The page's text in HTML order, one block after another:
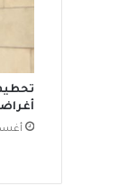
أغسطس